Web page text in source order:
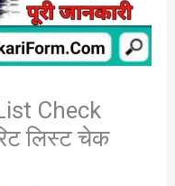
Check
लिस्ट चेक